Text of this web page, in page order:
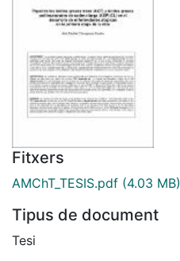
Fitxers
AMChT_TESIS.pdf (4.03 MB)
Tipus de document
Tesi